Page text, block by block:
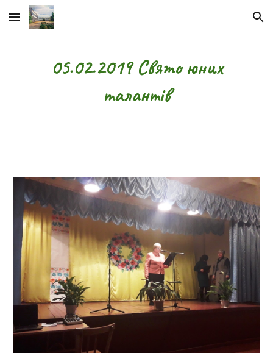
Skip to main content Skip to navigation
05.02.2019 Свято юних
талантів